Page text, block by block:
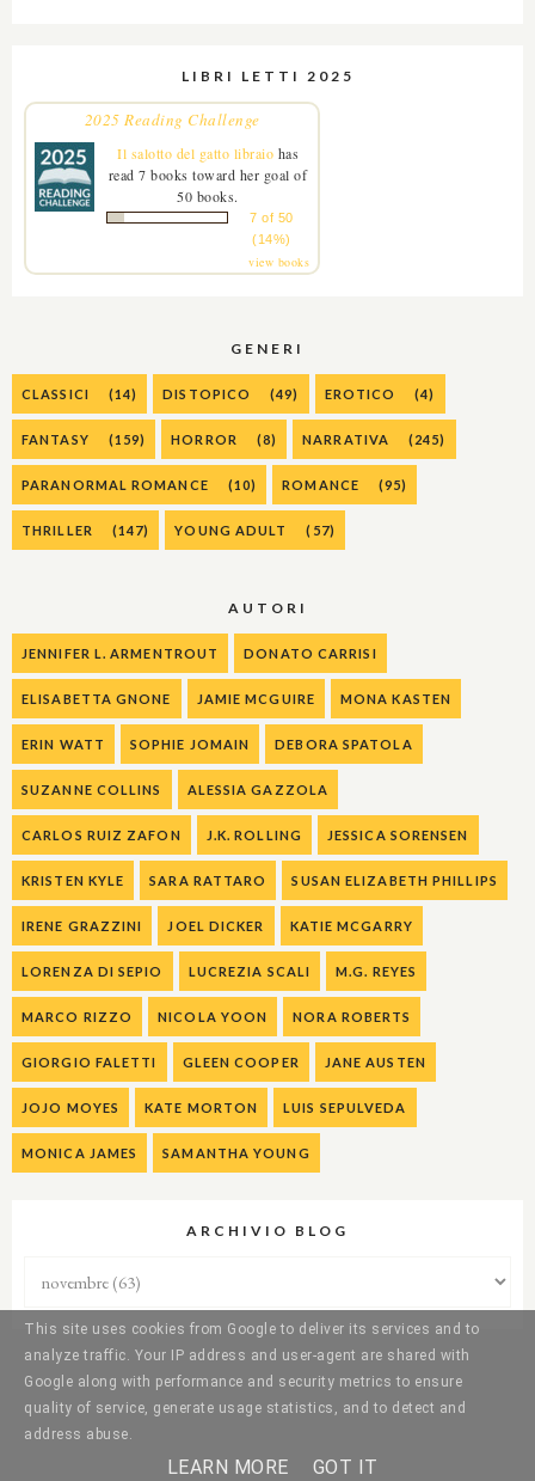
LIBRI LETTI 2025
2025 Reading Challenge
Il salotto del gatto libraio has
read 7 books toward her goal of
50 books.
7 of 50
(14%)
view books
GENERI
CLASSICI (14) DISTOPICO (49) EROTICO (4)
FANTASY (159) HORROR (8) NARRATIVA (245)
PARANORMAL ROMANCE (10) ROMANCE (95)
THRILLER (147) YOUNG ADULT (57)
AUTORI
JENNIFER L. ARMENTROUT DONATO CARRISI
ELISABETTA GNONE JAMIE MCGUIRE MONA KASTEN
ERIN WATT SOPHIE JOMAIN DEBORA SPATOLA
SUZANNE COLLINS ALESSIA GAZZOLA
CARLOS RUIZ ZAFON J.K. ROLLING JESSICA SORENSEN
KRISTEN KYLE SARA RATTARO SUSAN ELIZABETH PHILLIPS
IRENE GRAZZINI JOEL DICKER KATIE MCGARRY
LORENZA DI SEPIO LUCREZIA SCALI M.G. REYES
MARCO RIZZO NICOLA YOON NORA ROBERTS
GIORGIO FALETTI GLEEN COOPER JANE AUSTEN
JOJO MOYES KATE MORTON LUIS SEPULVEDA
MONICA JAMES SAMANTHA YOUNG
ARCHIVIO BLOG
This site uses cookies from Google to deliver its services and to
analyze traffic. Your IP address and user-agent are shared with
Google along with performance and security metrics to ensure
quality of service, generate usage statistics, and to detect and
address abuse.
LEARN MORE GOT IT